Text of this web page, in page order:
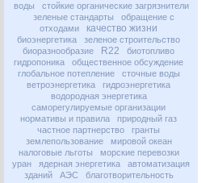
воды
стойкие органические загрязнители
зеленые стандарты
обращение с
отходами
качество жизни
биоэнергетика
зеленое строительство
биоразнообразие
R22
биотопливо
гидропоника
общественное обсуждение
глобальное потепление
сточные воды
ветроэнергетика
гидроэнергетика
водородная энергетика
саморегулируемые организации
нормативы и правила
природный газ
частное партнерство
гранты
землепользование
мировой океан
налоговые льготы
морские перевозки
уран
ядерная энергетика
автоматизация
зданий
АЭС благотворительность